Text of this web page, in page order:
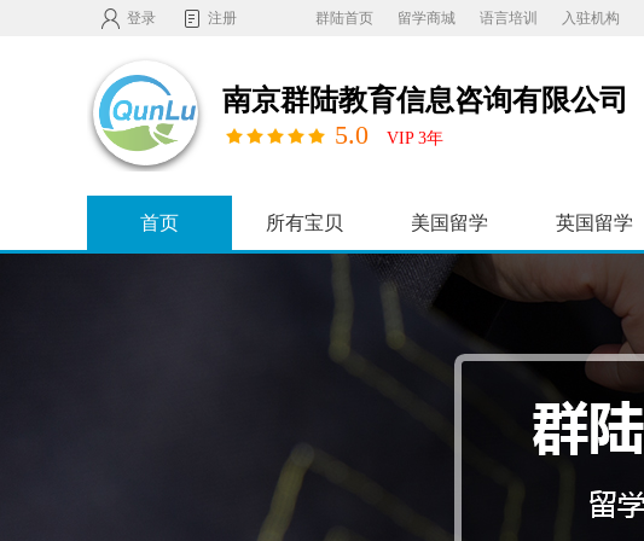
登录 注册 群陆首页 留学商城 语言培训 入驻机构
南京群陆教育信息咨询有限公司
5.0 VIP 3年
首页 所有宝贝 美国留学 英国留学